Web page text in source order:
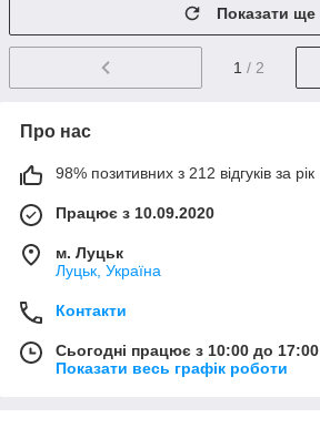
Показати ще
1 / 2
Про нас
98% позитивних з 212 відгуків за рік
Працює з 10.09.2020
м. Луцьк
Луцьк, Україна
Контакти
Сьогодні працює з 10:00 до 17:00
Показати весь графік роботи